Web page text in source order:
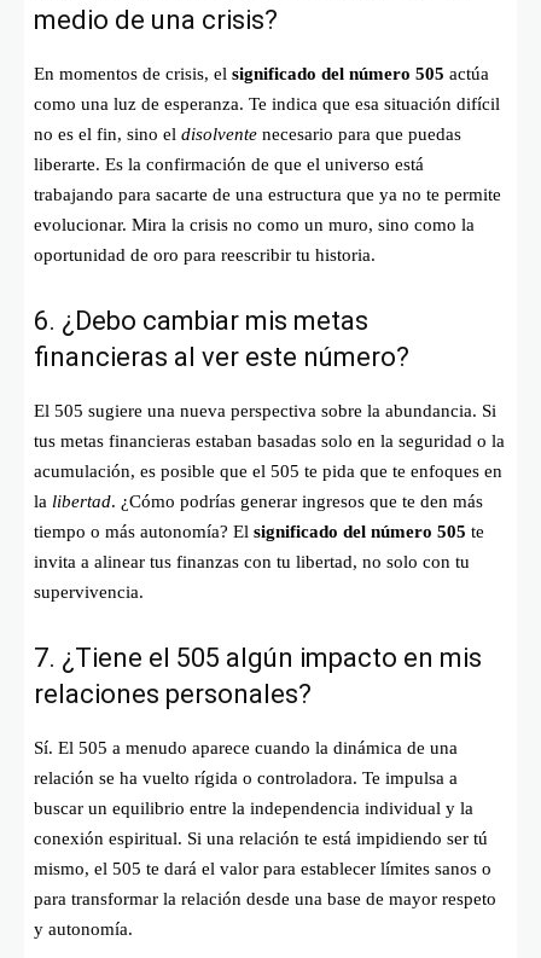
medio de una crisis?
En momentos de crisis, el significado del número 505 actúa
como una luz de esperanza. Te indica que esa situación difícil
no es el fin, sino el disolvente necesario para que puedas
liberarte. Es la confirmación de que el universo está
trabajando para sacarte de una estructura que ya no te permite
evolucionar. Mira la crisis no como un muro, sino como la
oportunidad de oro para reescribir tu historia.
6. ¿Debo cambiar mis metas
financieras al ver este número?
El 505 sugiere una nueva perspectiva sobre la abundancia. Si
tus metas financieras estaban basadas solo en la seguridad o la
acumulación, es posible que el 505 te pida que te enfoques en
la libertad. ¿Cómo podrías generar ingresos que te den más
tiempo o más autonomía? El significado del número 505 te
invita a alinear tus finanzas con tu libertad, no solo con tu
supervivencia.
7. ¿Tiene el 505 algún impacto en mis
relaciones personales?
Sí. El 505 a menudo aparece cuando la dinámica de una
relación se ha vuelto rígida o controladora. Te impulsa a
buscar un equilibrio entre la independencia individual y la
conexión espiritual. Si una relación te está impidiendo ser tú
mismo, el 505 te dará el valor para establecer límites sanos o
para transformar la relación desde una base de mayor respeto
y autonomía.